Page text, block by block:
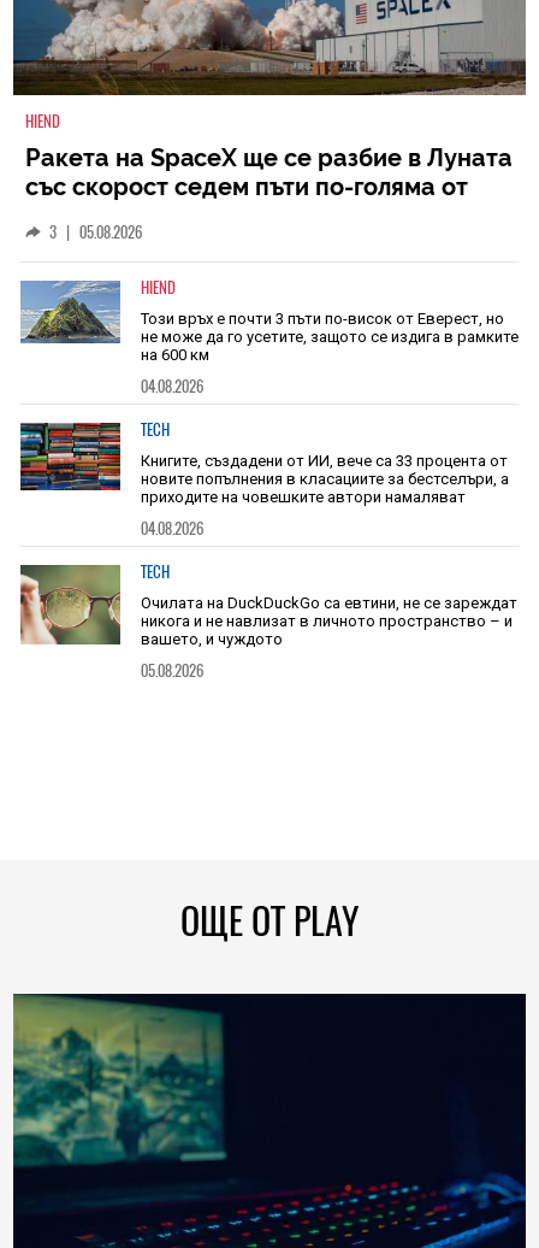
HIEND
Ракета на SpaceX ще се разбие в Луната
със скорост седем пъти по-голяма от
3 | 05.08.2026
HIEND
Този връх е почти 3 пъти по-висок от Еверест, но
не може да го усетите, защото се издига в рамките
на 600 км
04.08.2026
TECH
Книгите, създадени от ИИ, вече са 33 процента от
новите попълнения в класациите за бестселъри, а
приходите на човешките автори намаляват
04.08.2026
TECH
Очилата на DuckDuckGo са евтини, не се зареждат
никога и не навлизат в личното пространство – и
вашето, и чуждото
05.08.2026
ОЩЕ ОТ PLAY